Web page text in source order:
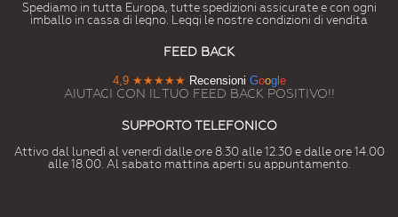
Spediamo in tutta Europa, tutte spedizioni assicurate e con ogni
imballo in cassa di legno. Leggi le nostre condizioni di vendita
FEED BACK
4,9 ★★★★★ Recensioni Googl e
AIUTACI CON IL TUO FEED BACK POSITIVO!!
SUPPORTO TELEFONICO
Attivo dal lunedì al venerdì dalle ore 8.30 alle 12.30 e dalle ore 14.00
alle 18.00. Al sabato mattina aperti su appuntamento.